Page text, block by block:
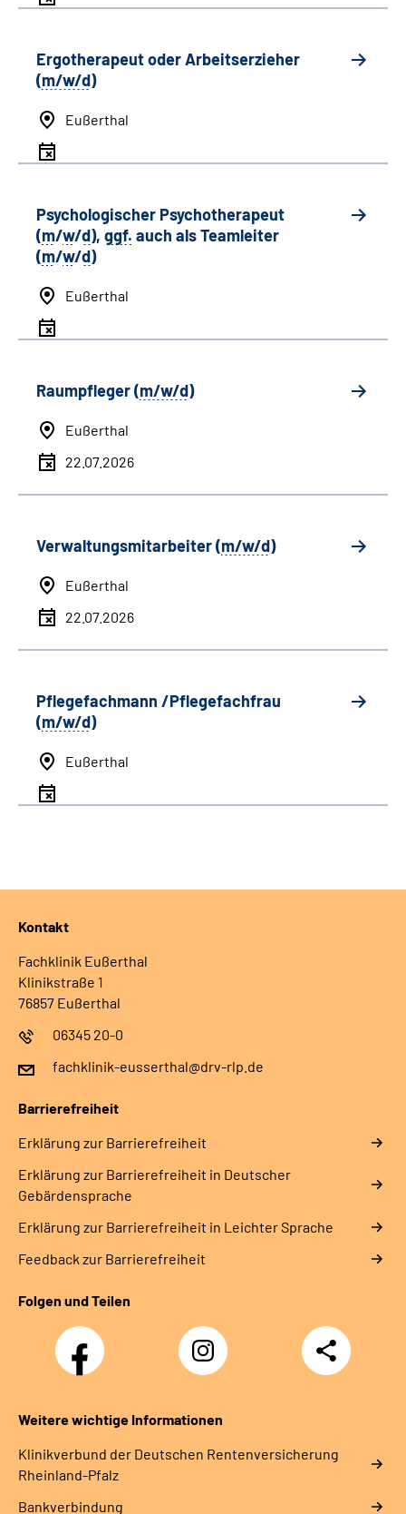
Ergotherapeut oder Arbeitserzieher
(m/w/d)
Eußerthal
Psychologischer Psychotherapeut
(m/w/d), ggf. auch alsTeamleiter
(m/w/d)
Eußerthal
Raumpfleger (m/w/d)
Eußerthal
22.07.2026
Verwaltungsmitarbeiter (m/w/d)
Eußerthal
22.07.2026
Pflegefachmann /Pflegefachfrau
(m/w/d)
Eußerthal
Kontakt
Fachklinik Eußerthal
Klinikstraße 1
76857 Eußerthal
06345 20-0
fachklinik-eusserthal@drv-rlp.de
Barrierefreiheit
Erklärung zur Barrierefreiheit
Erklärung zur Barrierefreiheit in Deutscher
Gebärdensprache
Erklärung zur Barrierefreiheit in Leichter Sprache
Feedback zur Barrierefreiheit
Folgen und Teilen
Facebook
Instagram
DRV
Nachwuchskräfte
Teilen
Weitere wichtige Informationen
Klinikverbund der Deutschen Rentenversicherung
Rheinland-Pfalz
Bankverbindung